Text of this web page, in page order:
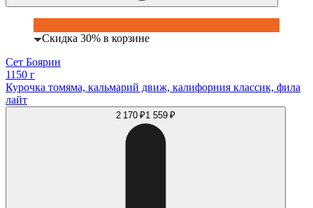
Скидка 30% в корзине
Сет Боярин
1150 г
Курочка томяма, кальмарий движ, калифорния классик, фила
лайт
2 170 ₽1 559 ₽